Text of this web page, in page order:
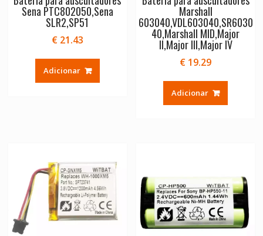
Sena PTC802050,Sena
SLR2,SP51
€21.43
Adicionar
Marshall
603040,VDL603040,SR6030
40,Marshall MID,Major
II,Major III,Major IV
€ 19.29
Adicionar